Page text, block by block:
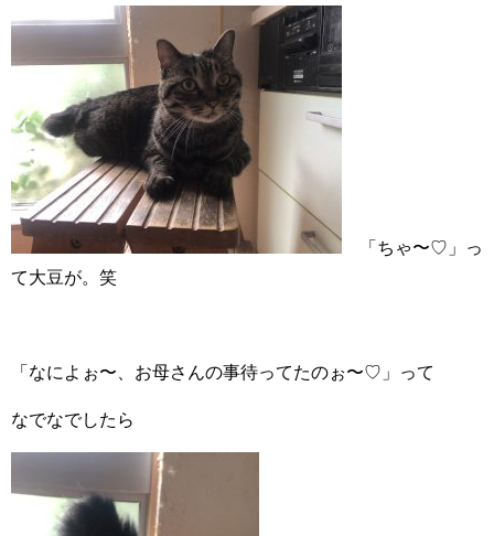
「ちゃ〜♡」っ
て大豆が。笑
「なによぉ〜、お母さんの事待ってたのぉ〜♡」って
なでなでしたら